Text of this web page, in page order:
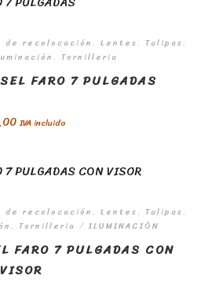
recolocación. Lentes. Tulipas.
Tornilleria
FARO 7 PULGADAS
IVA incluido
recolocación. Lentes. Tulipas.
Tornilleria / ILUMINACIÓN
FARO 7 PULGADAS CON
VISOR